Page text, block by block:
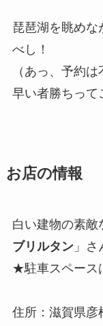
琵琶湖を眺めな
べし！
（あっ、予約
早い者勝ちって
お店の情報
白い建物の素敵
ブリルタン」さ
★駐車スペース
住所：滋賀県彦